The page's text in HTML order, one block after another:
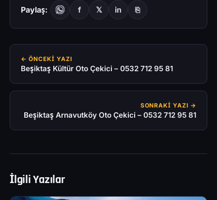
Paylaş: f 𝕏 in ⎘
← ÖNCEKI YAZI
Beşiktaş Kültür Oto Çekici – 0532 712 95 81
SONRAKI YAZI →
Beşiktaş Arnavutköy Oto Çekici – 0532 712 95 81
İlgili Yazılar